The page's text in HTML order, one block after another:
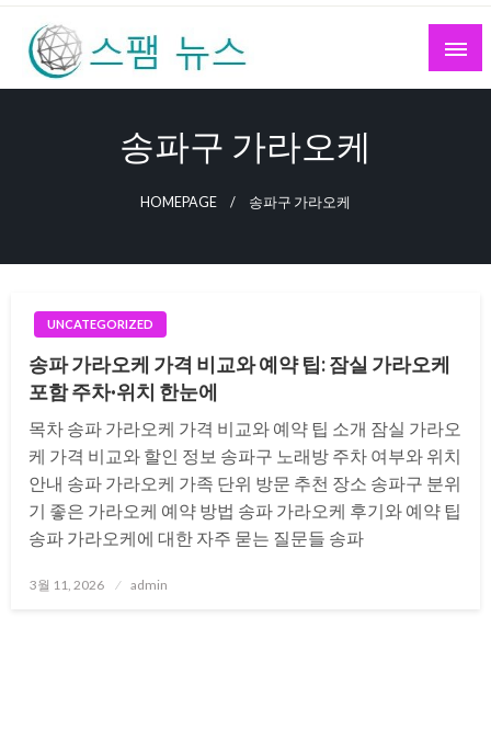
Skip
content
송파구 가라오케
HOMEPAGE 송파구 가라오케
UNCATEGORIZED
송파 가라오케 가격 비교와 예약 팁: 잠실 가라오케
포함 주차·위치 한눈에
목차 송파 가라오케 가격 비교와 예약 팁 소개 잠실 가라오
케 가격 비교와 할인 정보 송파구 노래방 주차 여부와 위치
안내 송파 가라오케 가족 단위 방문 추천 장소 송파구 분위
기 좋은 가라오케 예약 방법 송파 가라오케 후기와 예약 팁
송파 가라오케에 대한 자주 묻는 질문들 송파
Posted
3월 11, 2026 admin